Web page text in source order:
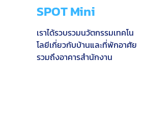
SPOT Mini
เราได้รวบรวมนวัตกรรมเทคโน
โลยีเกี่ยวกับบ้านและที่พักอาศัย
รวมถึงอาคารสำนักงาน